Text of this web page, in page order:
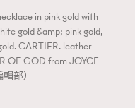
in pink gold with
gold &amp; pink gold,
CARTIER. leather
OF GOD from JOYCE
部）